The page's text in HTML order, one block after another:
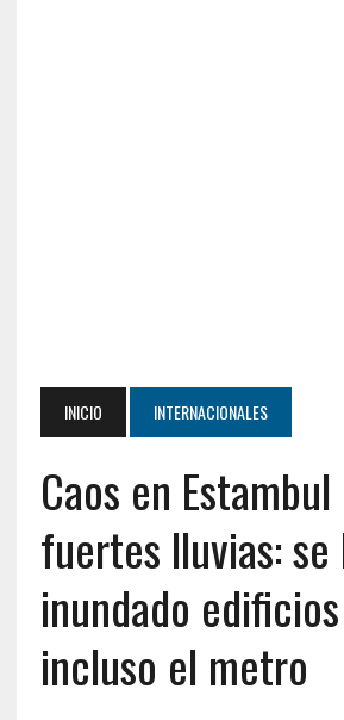
INICIO INTERNACIONALES
Caos en
fuertes lluvias: se
inundado
incluso el metro